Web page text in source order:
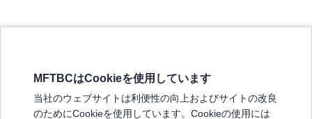
弊社の製品について
MFTBCはCookieを使用しています
当社のウェブサイトは利便性の向上およびサイトの改良
のためにCookieを使用しています。Cookieの使用には